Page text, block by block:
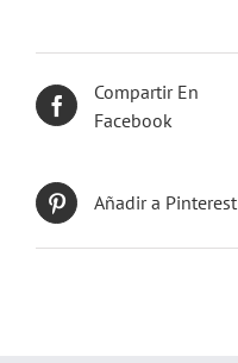
Compartir En
Facebook
Añadir a Pinterest